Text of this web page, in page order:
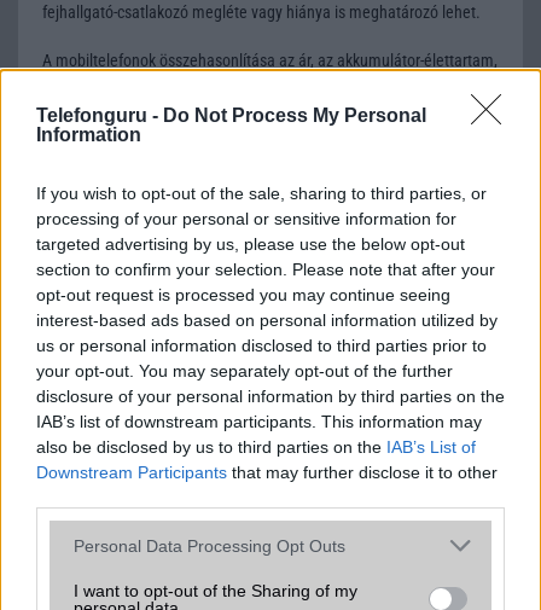
Telefonguru - Do Not Process My Personal
Information
If you wish to opt-out of the sale, sharing to third parties, or
processing of your personal or sensitive information for
targeted advertising by us, please use the below opt-out
section to confirm your selection. Please note that after your
opt-out request is processed you may continue seeing
interest-based ads based on personal information utilized by
us or personal information disclosed to third parties prior to
your opt-out. You may separately opt-out of the further
disclosure of your personal information by third parties on the
IAB’s list of downstream participants. This information may
also be disclosed by us to third parties on the IAB’s List of
Downstream Participants that may further disclose it to other
Please note that this website/app uses one or more Google
not limited to your visit or usage behaviour. You may click to
Personal Data Processing Opt Outs
I want to opt-out of the Sharing of my
fejhallgató-csatlakozó megléte vagy hiánya is meghatározó lehet.
A mobiltelefonok összehasonlítása az ár, az akkumulátor-élettartam,
kialakítás szempontjából döntő fontosságú lehet. Ezek a
szempontok kritikusak ahhoz, hogy megtaláljuk azokat a
Végül azt is fontos tudni, hogy a mobiltelefonok összehasonlítása
során minden felhasználó egyéni preferenciákkal rendelkezik, így a
választásuk eltérhet. Azonban azok, akik számára fontos a nagyobb
kijelző, hosszabb üzemidő, hatékony
MOBILTELEFON MÁRKÁK
Apple
Huawei